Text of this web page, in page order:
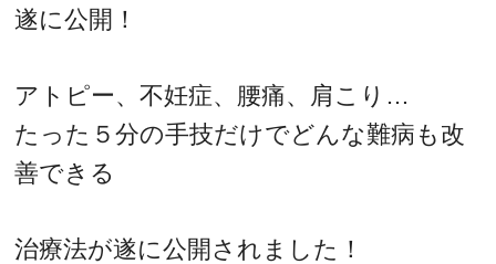
遂に公開！
アトピー、不妊症、腰痛、肩こり…
たった５分の手技だけでどんな難病も改
善できる
治療法が遂に公開されました！